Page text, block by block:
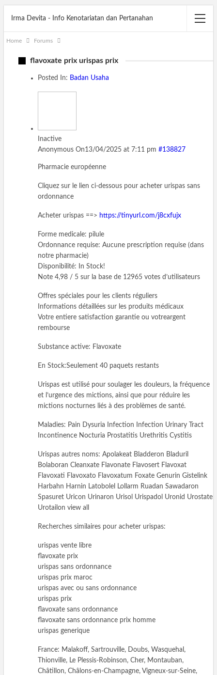
Irma Devita - Info Kenotariatan dan Pertanahan
Home Forums
flavoxate prix urispas prix
Posted In: Badan Usaha
Inactive
Anonymous On13/04/2025 at 7:11 pm #138827
Pharmacie européenne
Cliquez sur le lien ci-dessous pour acheter urispas sans
ordonnance
Acheter urispas ==> https://tinyurl.com/j8cxfujx
Forme medicale: pilule
Ordonnance requise: Aucune prescription requise (dans
notre pharmacie)
Disponibilité: In Stock!
Note 4,98 / 5 sur la base de 12965 votes d’utilisateurs
Offres spéciales pour les clients réguliers
Informations détaillées sur les produits médicaux
Votre entiere satisfaction garantie ou votreargent
rembourse
Substance active: Flavoxate
En Stock:Seulement 40 paquets restants
Urispas est utilisé pour soulager les douleurs, la fréquence
et l’urgence des mictions, ainsi que pour réduire les
mictions nocturnes liés à des problèmes de santé.
Maladies: Pain Dysuria Infection Infection Urinary Tract
Incontinence Nocturia Prostatitis Urethritis Cystitis
Urispas autres noms: Apolakeat Bladderon Bladuril
Bolaboran Cleanxate Flavonate Flavosert Flavoxat
Flavoxati Flavoxato Flavoxatum Foxate Genurin Gistelink
Harbahn Harnin Latobolel Lollarm Ruadan Sawadaron
Spasuret Uricon Urinaron Urisol Urispadol Uronid Urostate
Urotailon view all
Recherches similaires pour acheter urispas:
urispas vente libre
flavoxate prix
urispas sans ordonnance
urispas prix maroc
urispas avec ou sans ordonnance
urispas prix
flavoxate sans ordonnance
flavoxate sans ordonnance prix homme
urispas generique
France: Malakoff, Sartrouville, Doubs, Wasquehal,
Thionville, Le Plessis-Robinson, Cher, Montauban,
Châtillon, Châlons-en-Champagne, Vigneux-sur-Seine,